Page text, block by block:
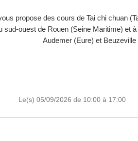
propose des cours de Tai chi chuan
ouest de Rouen (Seine Maritime) et
Audemer (Eure) et Beuzeville
Le(s) 05/09/2026 de 10:00 à 17:00